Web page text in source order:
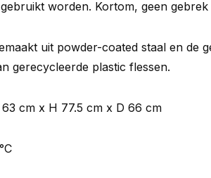
gebruikt worden. Kortom, geen
uit powder-coated staal en de
gerecycleerde plastic flessen.
cm x H 77.5 cm x D 66 cm